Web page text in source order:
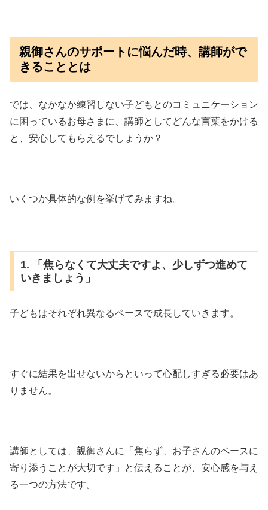
親御さんのサポートに悩んだ時、講師がで
きることとは
では、なかなか練習しない子どもとのコミュニケーション
に困っているお母さまに、講師としてどんな言葉をかける
と、安心してもらえるでしょうか？
いくつか具体的な例を挙げてみますね。
1. 「焦らなくて大丈夫ですよ、少しずつ進めて
いきましょう」
子どもはそれぞれ異なるペースで成長していきます。
すぐに結果を出せないからといって心配しすぎる必要はあ
りません。
講師としては、親御さんに「焦らず、お子さんのペースに
寄り添うことが大切です」と伝えることが、安心感を与え
る一つの方法です。